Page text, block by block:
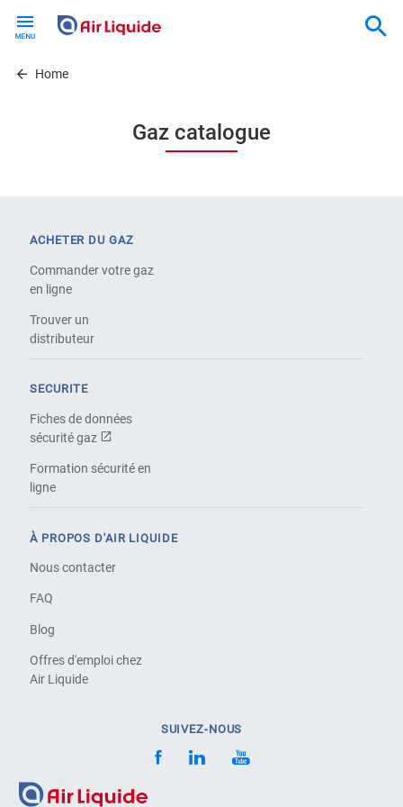
contentHome
Gaz catalogue
ACHETER DU GAZ
Commander votre gaz
en ligne
Trouver un
distributeur
SECURITE
Fiches de données
sécurité gaz
Formation sécurité en
ligne
À PROPOS D'AIR LIQUIDE
Nous contacter
FAQ
Blog
Offres d'emploi chez
Air Liquide
SUIVEZ-NOUS